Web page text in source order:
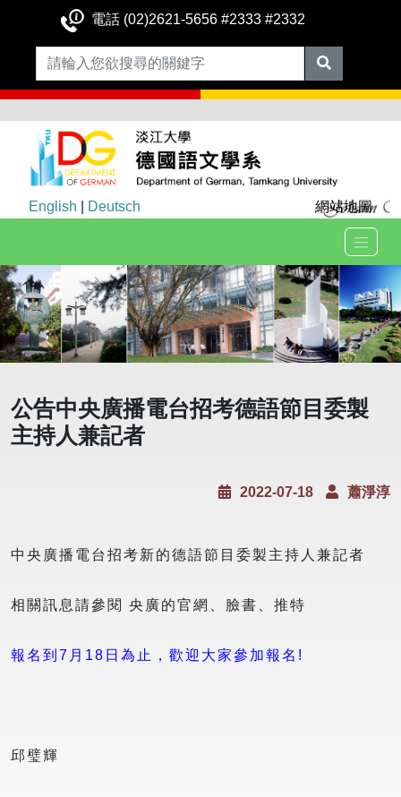
電話 (02)2621-5656 #2333 #2332
English Deutsch 網站地圖
公告中央廣播電台招考德語節目委製
主持人兼記者
2022-07-18 蕭淨淳
中央廣播電台招考新的德語節目委製主持人兼記者
相關訊息請參閱 央廣的官網、臉書、推特
報名到7月18日為止，歡迎大家參加報名!
邱璧輝